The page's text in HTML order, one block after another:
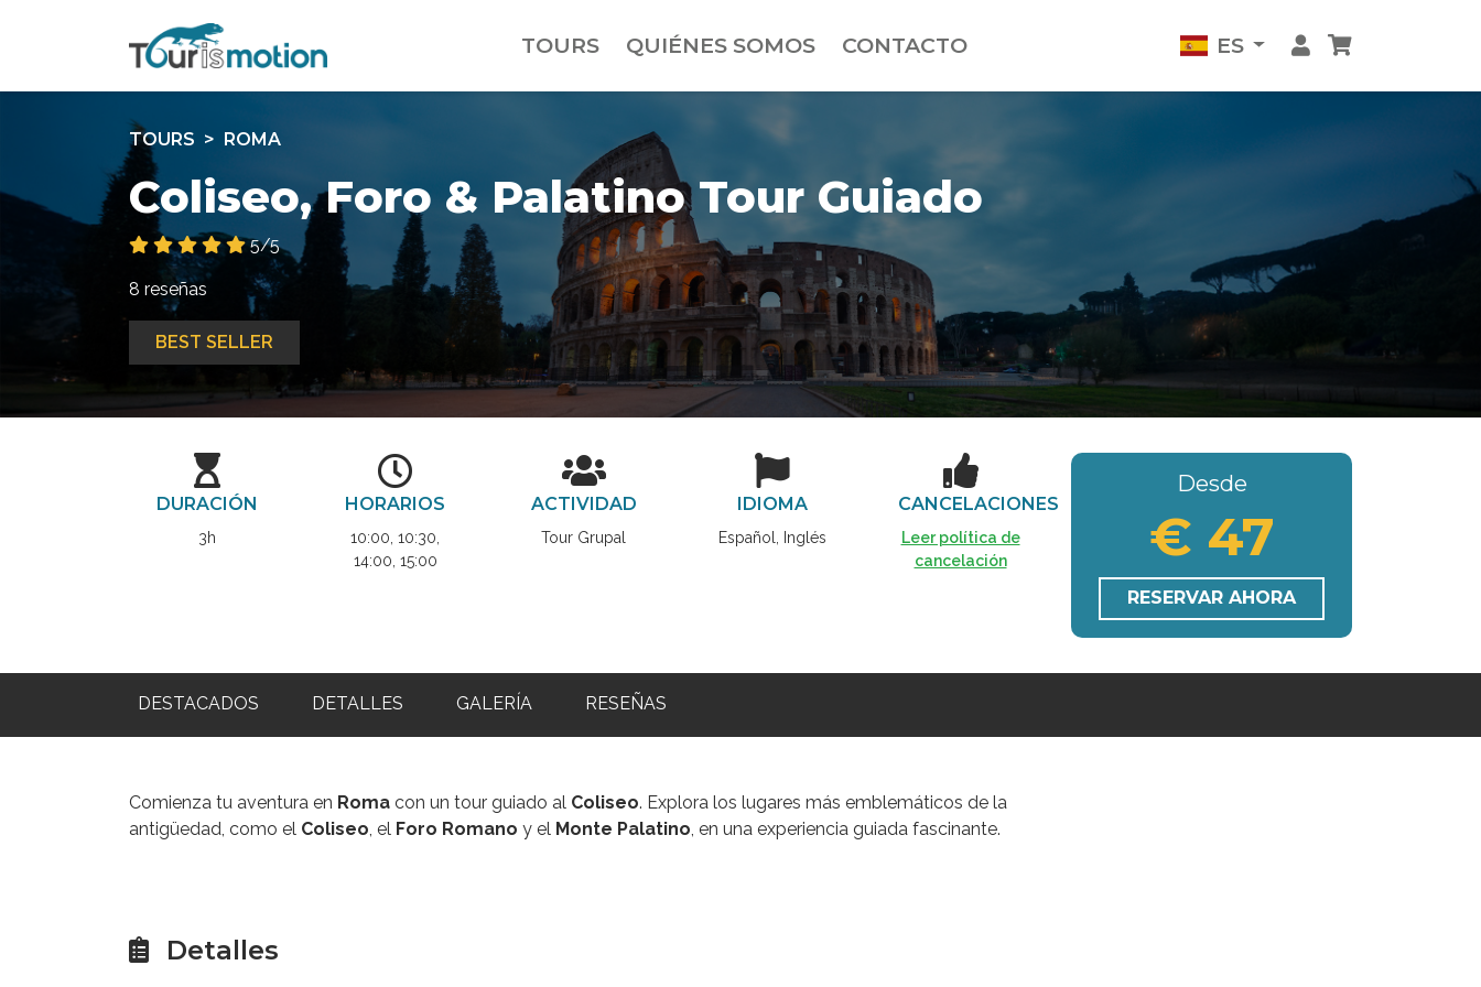
TOURS QUIÉNES SOMOS CONTACTO ES
TOURS ROMA
Coliseo, Foro & Palatino Tour Guiado
5/5
8 reseñas
BEST SELLER
DURACIÓN
3h
HORARIOS
10:00, 10:30,
14:00, 15:00
ACTIVIDAD
Tour Grupal
IDIOMA
Español, Inglés
CANCELACIONES
Leer política de
cancelación
Desde
€ 47
RESERVAR AHORA
DESTACADOS DETALLES GALERÍA RESEÑAS
Comienza tu aventura en Roma con un tour guiado al Coliseo. Explora los lugares más emblemáticos de la
antigüedad, como el Coliseo, el Foro Romano y el Monte Palatino, en una experiencia guiada fascinante.
Detalles